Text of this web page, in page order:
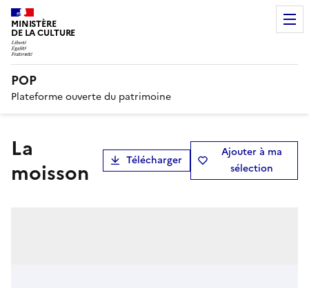
MINISTÈRE
DE LA CULTURE
POP
Plateforme ouverte du patrimoine
La
moisson
Télécharger
Ajouter à ma
sélection